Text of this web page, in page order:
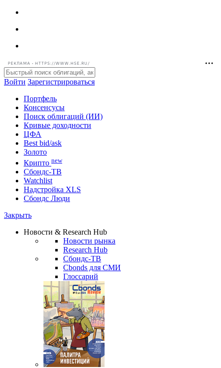
РЕКЛАМА • HTTPS://WWW.HSE.RU/
Войти Зарегистрироваться
Портфель
Консенсусы
Поиск облигаций (ИИ)
Кривые доходности
ЦФА
Best bid/ask
Золото
Крипто new
Watchlist
Сбондс Люди
Новости & Research Hub
Новости рынка
Research Hub
Сбондс-ТВ
Cbonds для СМИ
Глоссарий